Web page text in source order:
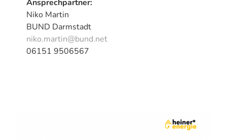
Ansprechpartner:
Niko Martin
BUND Darmstadt
niko.martin@bund.net
06151 9506567